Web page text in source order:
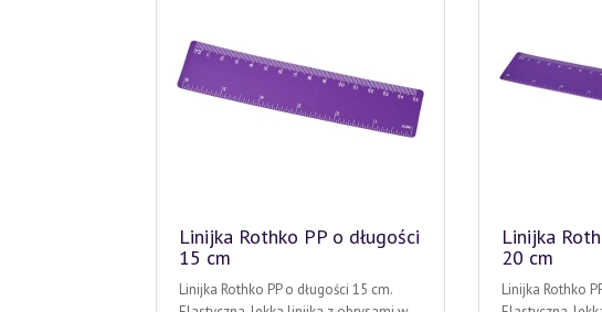
Linijka Rothko PP o długości
15 cm
Linijka Rothko PP o długości 15 cm.
Linijka
20 cm
Linijka Rothko